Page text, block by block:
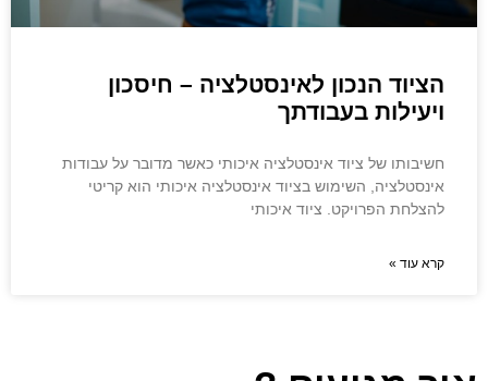
הציוד הנכון לאינסטלציה – חיסכון
ויעילות בעבודתך
חשיבותו של ציוד אינסטלציה איכותי כאשר מדובר על עבודות
אינסטלציה, השימוש בציוד אינסטלציה איכותי הוא קריטי
להצלחת הפרויקט. ציוד איכותי
קרא עוד »